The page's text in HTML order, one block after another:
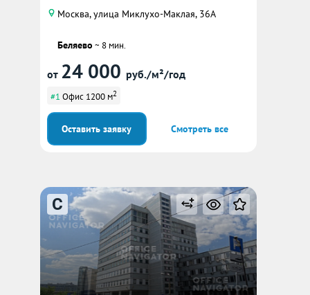
Москва, улица Миклухо-Маклая, 36А
Беляево ~ 8 мин.
от 24 000 руб./м²/год
#1 Офис 1200 м2
Оставить заявку Смотреть все
C